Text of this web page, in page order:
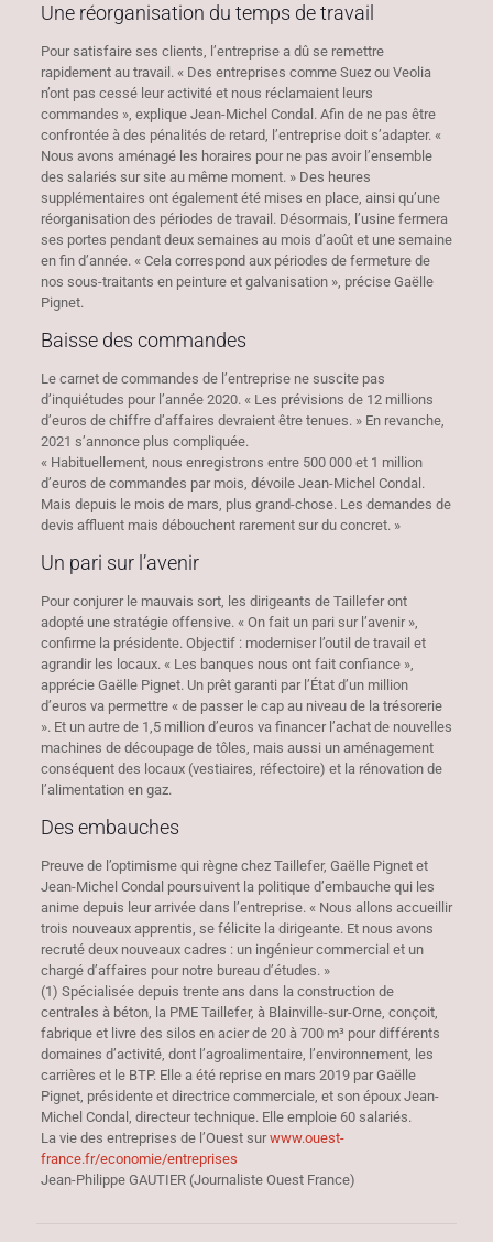
Une réorganisation du temps de travail
Pour satisfaire ses clients, l’entreprise a dû se remettre
rapidement au travail. « Des entreprises comme Suez ou Veolia
n’ont pas cessé leur activité et nous réclamaient leurs
commandes », explique Jean-Michel Condal. Afin de ne pas être
confrontée à des pénalités de retard, l’entreprise doit s’adapter. «
Nous avons aménagé les horaires pour ne pas avoir l’ensemble
des salariés sur site au même moment. » Des heures
supplémentaires ont également été mises en place, ainsi qu’une
réorganisation des périodes de travail. Désormais, l’usine fermera
ses portes pendant deux semaines au mois d’août et une semaine
en fin d’année. « Cela correspond aux périodes de fermeture de
nos sous-traitants en peinture et galvanisation », précise Gaëlle
Pignet.
Baisse des commandes
Le carnet de commandes de l’entreprise ne suscite pas
d’inquiétudes pour l’année 2020. « Les prévisions de 12 millions
d’euros de chiffre d’affaires devraient être tenues. » En revanche,
2021 s’annonce plus compliquée.
« Habituellement, nous enregistrons entre 500 000 et 1 million
d’euros de commandes par mois, dévoile Jean-Michel Condal.
Mais depuis le mois de mars, plus grand-chose. Les demandes de
devis affluent mais débouchent rarement sur du concret. »
Un pari sur l’avenir
Pour conjurer le mauvais sort, les dirigeants de Taillefer ont
adopté une stratégie offensive. « On fait un pari sur l’avenir »,
confirme la présidente. Objectif : moderniser l’outil de travail et
agrandir les locaux. « Les banques nous ont fait confiance »,
apprécie Gaëlle Pignet. Un prêt garanti par l’État d’un million
d’euros va permettre « de passer le cap au niveau de la trésorerie
». Et un autre de 1,5 million d’euros va financer l’achat de nouvelles
machines de découpage de tôles, mais aussi un aménagement
conséquent des locaux (vestiaires, réfectoire) et la rénovation de
l’alimentation en gaz.
Des embauches
Preuve de l’optimisme qui règne chez Taillefer, Gaëlle Pignet et
Jean-Michel Condal poursuivent la politique d’embauche qui les
anime depuis leur arrivée dans l’entreprise. « Nous allons accueillir
trois nouveaux apprentis, se félicite la dirigeante. Et nous avons
recruté deux nouveaux cadres : un ingénieur commercial et un
chargé d’affaires pour notre bureau d’études. »
(1) Spécialisée depuis trente ans dans la construction de
centrales à béton, la PME Taillefer, à Blainville-sur-Orne, conçoit,
fabrique et livre des silos en acier de 20 à 700 m³ pour différents
domaines d’activité, dont l’agroalimentaire, l’environnement, les
carrières et le BTP. Elle a été reprise en mars 2019 par Gaëlle
Pignet, présidente et directrice commerciale, et son époux Jean-
Michel Condal, directeur technique. Elle emploie 60 salariés.
La vie des entreprises de l’Ouest surwww.ouest-
france.fr/economie/entreprises
Jean-Philippe GAUTIER (Journaliste Ouest France)